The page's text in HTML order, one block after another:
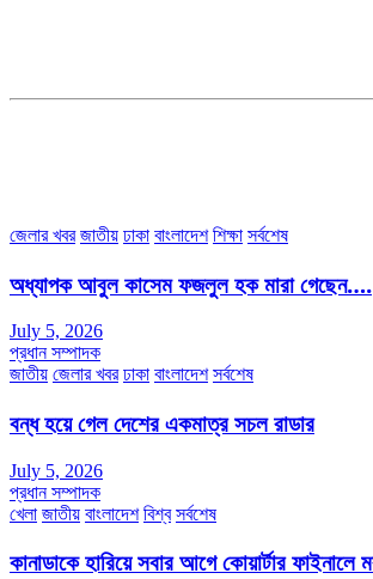
জেলার খবর জাতীয় ঢাকা বাংলাদেশ শিক্ষা সর্বশেষ
অধ্যাপক আবুল কাসেম ফজলুল হক মারা গেছেন….
July 5, 2026
প্রধান সম্পাদক
জাতীয় জেলার খবর ঢাকা বাংলাদেশ সর্বশেষ
বন্ধ হয়ে গেল দেশের একমাত্র সচল রাডার
July 5, 2026
প্রধান সম্পাদক
খেলা জাতীয় বাংলাদেশ বিশ্ব সর্বশেষ
কানাডাকে হারিয়ে সবার আগে কোয়ার্টার